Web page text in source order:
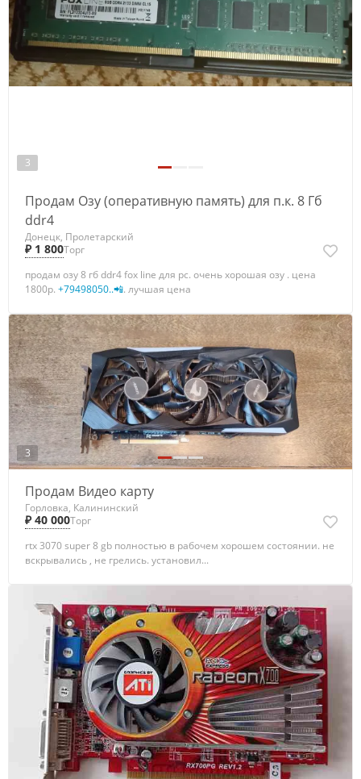
3
Продам Озу (оперативную память) для п.к. 8 Гб
ddr4
Донецк, Пролетарский
₽ 1 800Торг
продам озу 8 гб ddr4 fox line для pc. очень хорошая озу . цена
1800р. +79498050..📲. лучшая цена
3
Продам Видео карту
Горловка, Калининский
₽ 40 000Торг
rtx 3070 super 8 gb полностью в рабочем хорошем состоянии. не
вскрывались , не грелись. установил...